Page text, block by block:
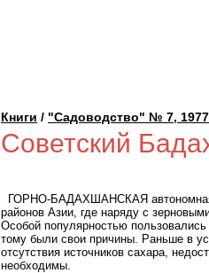
Книги / "Садоводство" № 7, 1977
Советский
ГОРНО-БАДАХШАНСКАЯ автономная
районов Азии, где наряду с
Особой популярностью
тому были свои причины. Раньше в
отсутствия источников сахара,
необходимы.